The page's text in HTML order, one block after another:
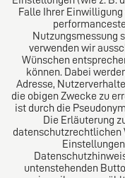
Folgen Sie uns auf
Das europäische
Falle Ihrer
Nutzungsmessung
verwenden wir
Wünschen
können. Dabei
Adresse,
die obigen Zwecke zu
ist durch die
Die Erläuterung
datenschutzrechtlichen
untenstehenden